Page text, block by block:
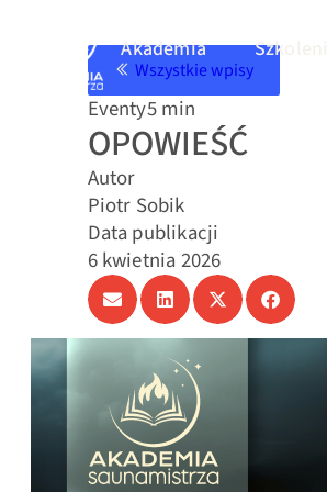
Akademia Szkolenia
Wszystkie wpisy
Eventy5 min
OPOWIEŚĆ
Autor
Piotr Sobik
Data publikacji
6 kwietnia 2026